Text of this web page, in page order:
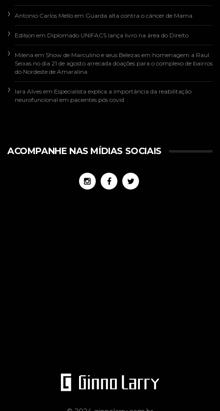
Antonio Carlos Mello em Guarda alta contra o câncer de Mama
Edilson em Diplomado UNIFACS lança livro na área do Direito
Milena em Show de Marculino e seus Belezas em homenagem a Raul
Seixas no dia 21 de agosto arrecada doações para o complexo de bairros
do Nordeste de Amaralina
Iara Alves em Especialista explica a importância da reabilitação
neurofuncional em pacientes pós covid
ACOMPANHE NAS MÍDIAS SOCIAIS